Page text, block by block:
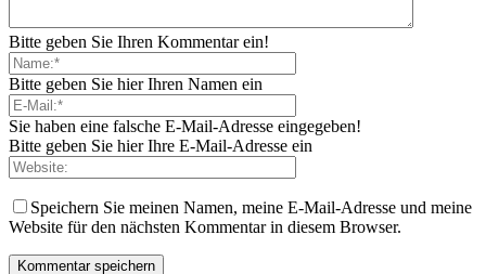
Bitte geben Sie Ihren Kommentar ein!
Bitte geben Sie hier Ihren Namen ein
Sie haben eine falsche E-Mail-Adresse eingegeben!
Bitte geben Sie hier Ihre E-Mail-Adresse ein
Speichern Sie meinen Namen, meine E-Mail-Adresse und meine
Website für den nächsten Kommentar in diesem Browser.